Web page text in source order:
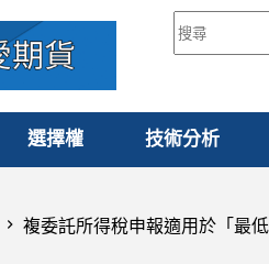
選擇權 技術分析
複委託所得稅申報適用於「最低